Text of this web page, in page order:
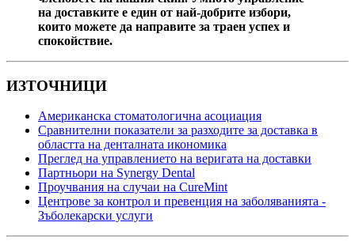
на доставките е един от най-добрите избори,
които можете да направите за траен успех и
спокойствие.
ИЗТОЧНИЦИ
Американска стоматологична асоциация
Сравнителни показатели за разходите за доставка в
областта на денталната икономика
Преглед на управлението на веригата на доставки
Партньори на Synergy Dental
Проучвания на случаи на CureMint
Центрове за контрол и превенция на заболяванията -
Зъболекарски услуги